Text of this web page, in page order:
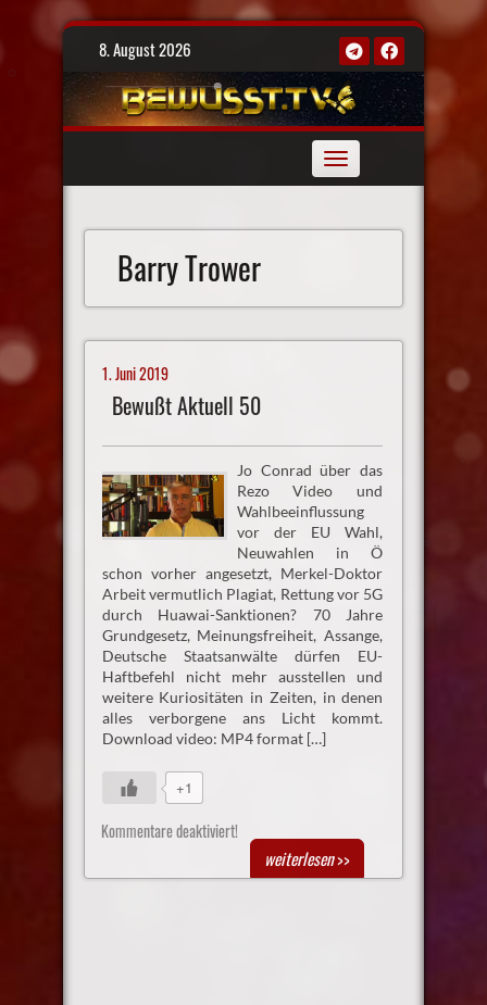
Skip
8. August 2026
Toggle
navigation
Barry Trower
1. Juni 2019
Bewußt Aktuell 50
Jo Conrad über das
Rezo Video und
Wahlbeeinflussung
vor der EU Wahl,
Neuwahlen in Ö
schon vorher angesetzt, Merkel-Doktor
Arbeit vermutlich Plagiat, Rettung vor 5G
durch Huawai-Sanktionen? 70 Jahre
Grundgesetz, Meinungsfreiheit, Assange,
Deutsche Staatsanwälte dürfen EU-
Haftbefehl nicht mehr ausstellen und
weitere Kuriositäten in Zeiten, in denen
alles verborgene ans Licht kommt.
Download video: MP4 format […]
+1
Kommentare deaktiviert!
weiterlesen>>